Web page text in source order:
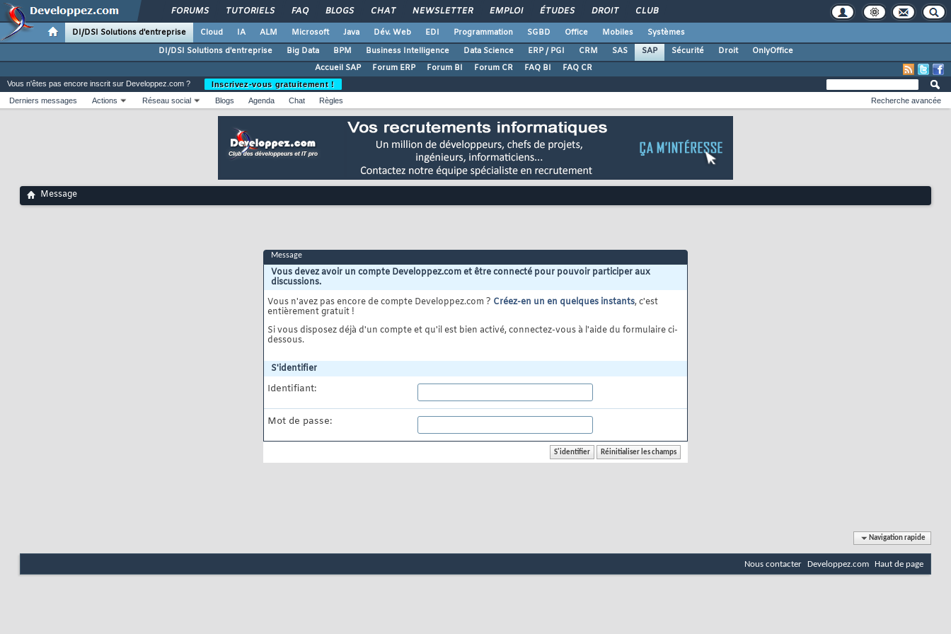
FORUMS TUTORIELS FAQ BLOGS CHAT NEWSLETTER EMPLOI ÉTUDES DROIT CLUB
DI/DSI Solutions d'entreprise Cloud IA ALM Microsoft Java Dév. Web EDI Programmation SGBD Office Mobiles
Systèmes
DI/DSI Solutions d'entreprise
Big Data BPM Business Intelligence Data Science ERP / PGI CRM SAS SAP Sécurité Droit
OnlyOffice
Accueil SAP
Forum ERP Forum BI Forum CR FAQ BI FAQ CR
Vous n'êtes pas encore inscrit sur Developpez.com ?
Inscrivez-vous gratuitement !
Derniers messages
Actions Réseau social Blogs Agenda Chat Règles Recherche avancée
Message
Message
Vous devez avoir un compte Developpez.com et être connecté pour pouvoir participer aux
discussions.
Vous n'avez pas encore de compte Developpez.com ? Créez-en un en quelques instants, c'est
entièrement gratuit !
Si vous disposez déjà d'un compte et qu'il est bien activé, connectez-vous à l'aide du formulaire ci-
dessous.
S'identifier
Identifiant:
Mot de passe:
Navigation rapide
Nous contacter Developpez.com Haut de page